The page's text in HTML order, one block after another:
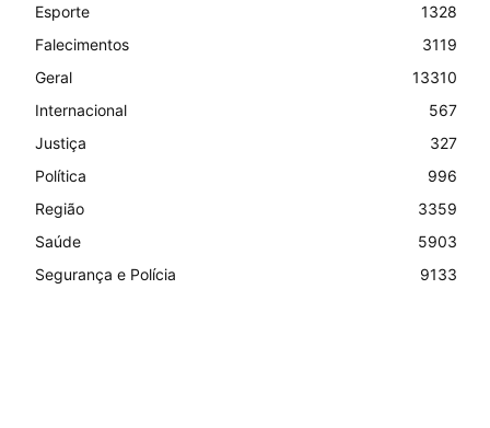
Esporte
1328
Falecimentos
3119
Geral
13310
Internacional
567
Justiça
327
Política
996
Região
3359
Saúde
5903
Segurança e Polícia
9133